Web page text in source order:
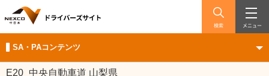
検索 メニュー
SA・PAコンテンツ
E20 中央自動車道 山梨県